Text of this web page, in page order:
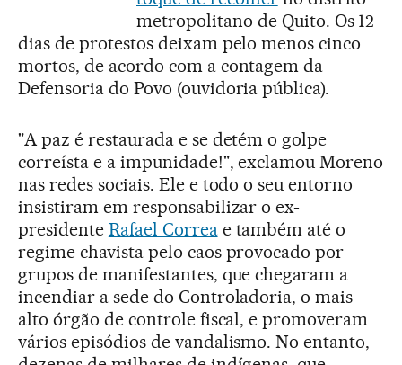
metropolitano de Quito. Os 12
dias de protestos deixam pelo menos cinco
mortos, de acordo com a contagem da
Defensoria do Povo (ouvidoria pública).
"A paz é restaurada e se detém o golpe
correísta e a impunidade!", exclamou Moreno
nas redes sociais. Ele e todo o seu entorno
insistiram em responsabilizar o ex-
presidente Rafael Correae também até o
regime chavista pelo caos provocado por
grupos de manifestantes, que chegaram a
incendiar a sede do Controladoria, o mais
alto órgão de controle fiscal, e promoveram
vários episódios de vandalismo. No entanto,